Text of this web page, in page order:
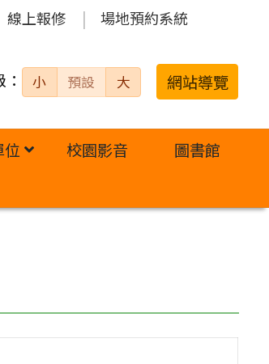
線上報修 場地預約系統
小 預設 大 網站導覽
位 校園影音
圖書館